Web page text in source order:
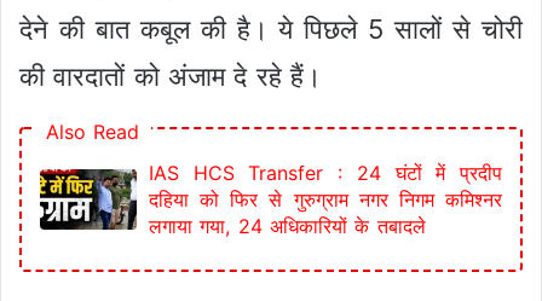
देने की बात कबूल की है। ये पिछले 5 सालों से चोरी
की वारदातों को अंजाम दे रहे हैं।
Also Read
IAS HCS Transfer : 24 घंटों में प्रदीप
दहिया को फिर से गुरुग्राम नगर निगम कमिश्नर
लगाया गया, 24 अधिकारियों के तबादले